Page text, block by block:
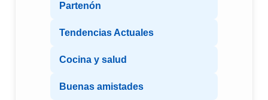
Partenón
Tendencias Actuales
Cocina y salud
Buenas amistades